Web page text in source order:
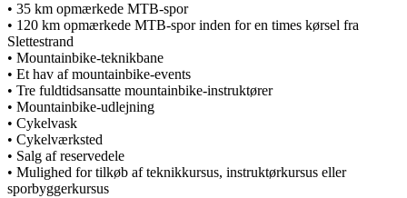
• 35 km opmærkede MTB-spor
• 120 km opmærkede MTB-spor inden for en times kørsel fra
Slettestrand
• Mountainbike-teknikbane
• Et hav af mountainbike-events
• Tre fuldtidsansatte mountainbike-instruktører
• Mountainbike-udlejning
• Cykelvask
• Cykelværksted
• Salg af reservedele
• Mulighed for tilkøb af teknikkursus, instruktørkursus eller
sporbyggerkursus